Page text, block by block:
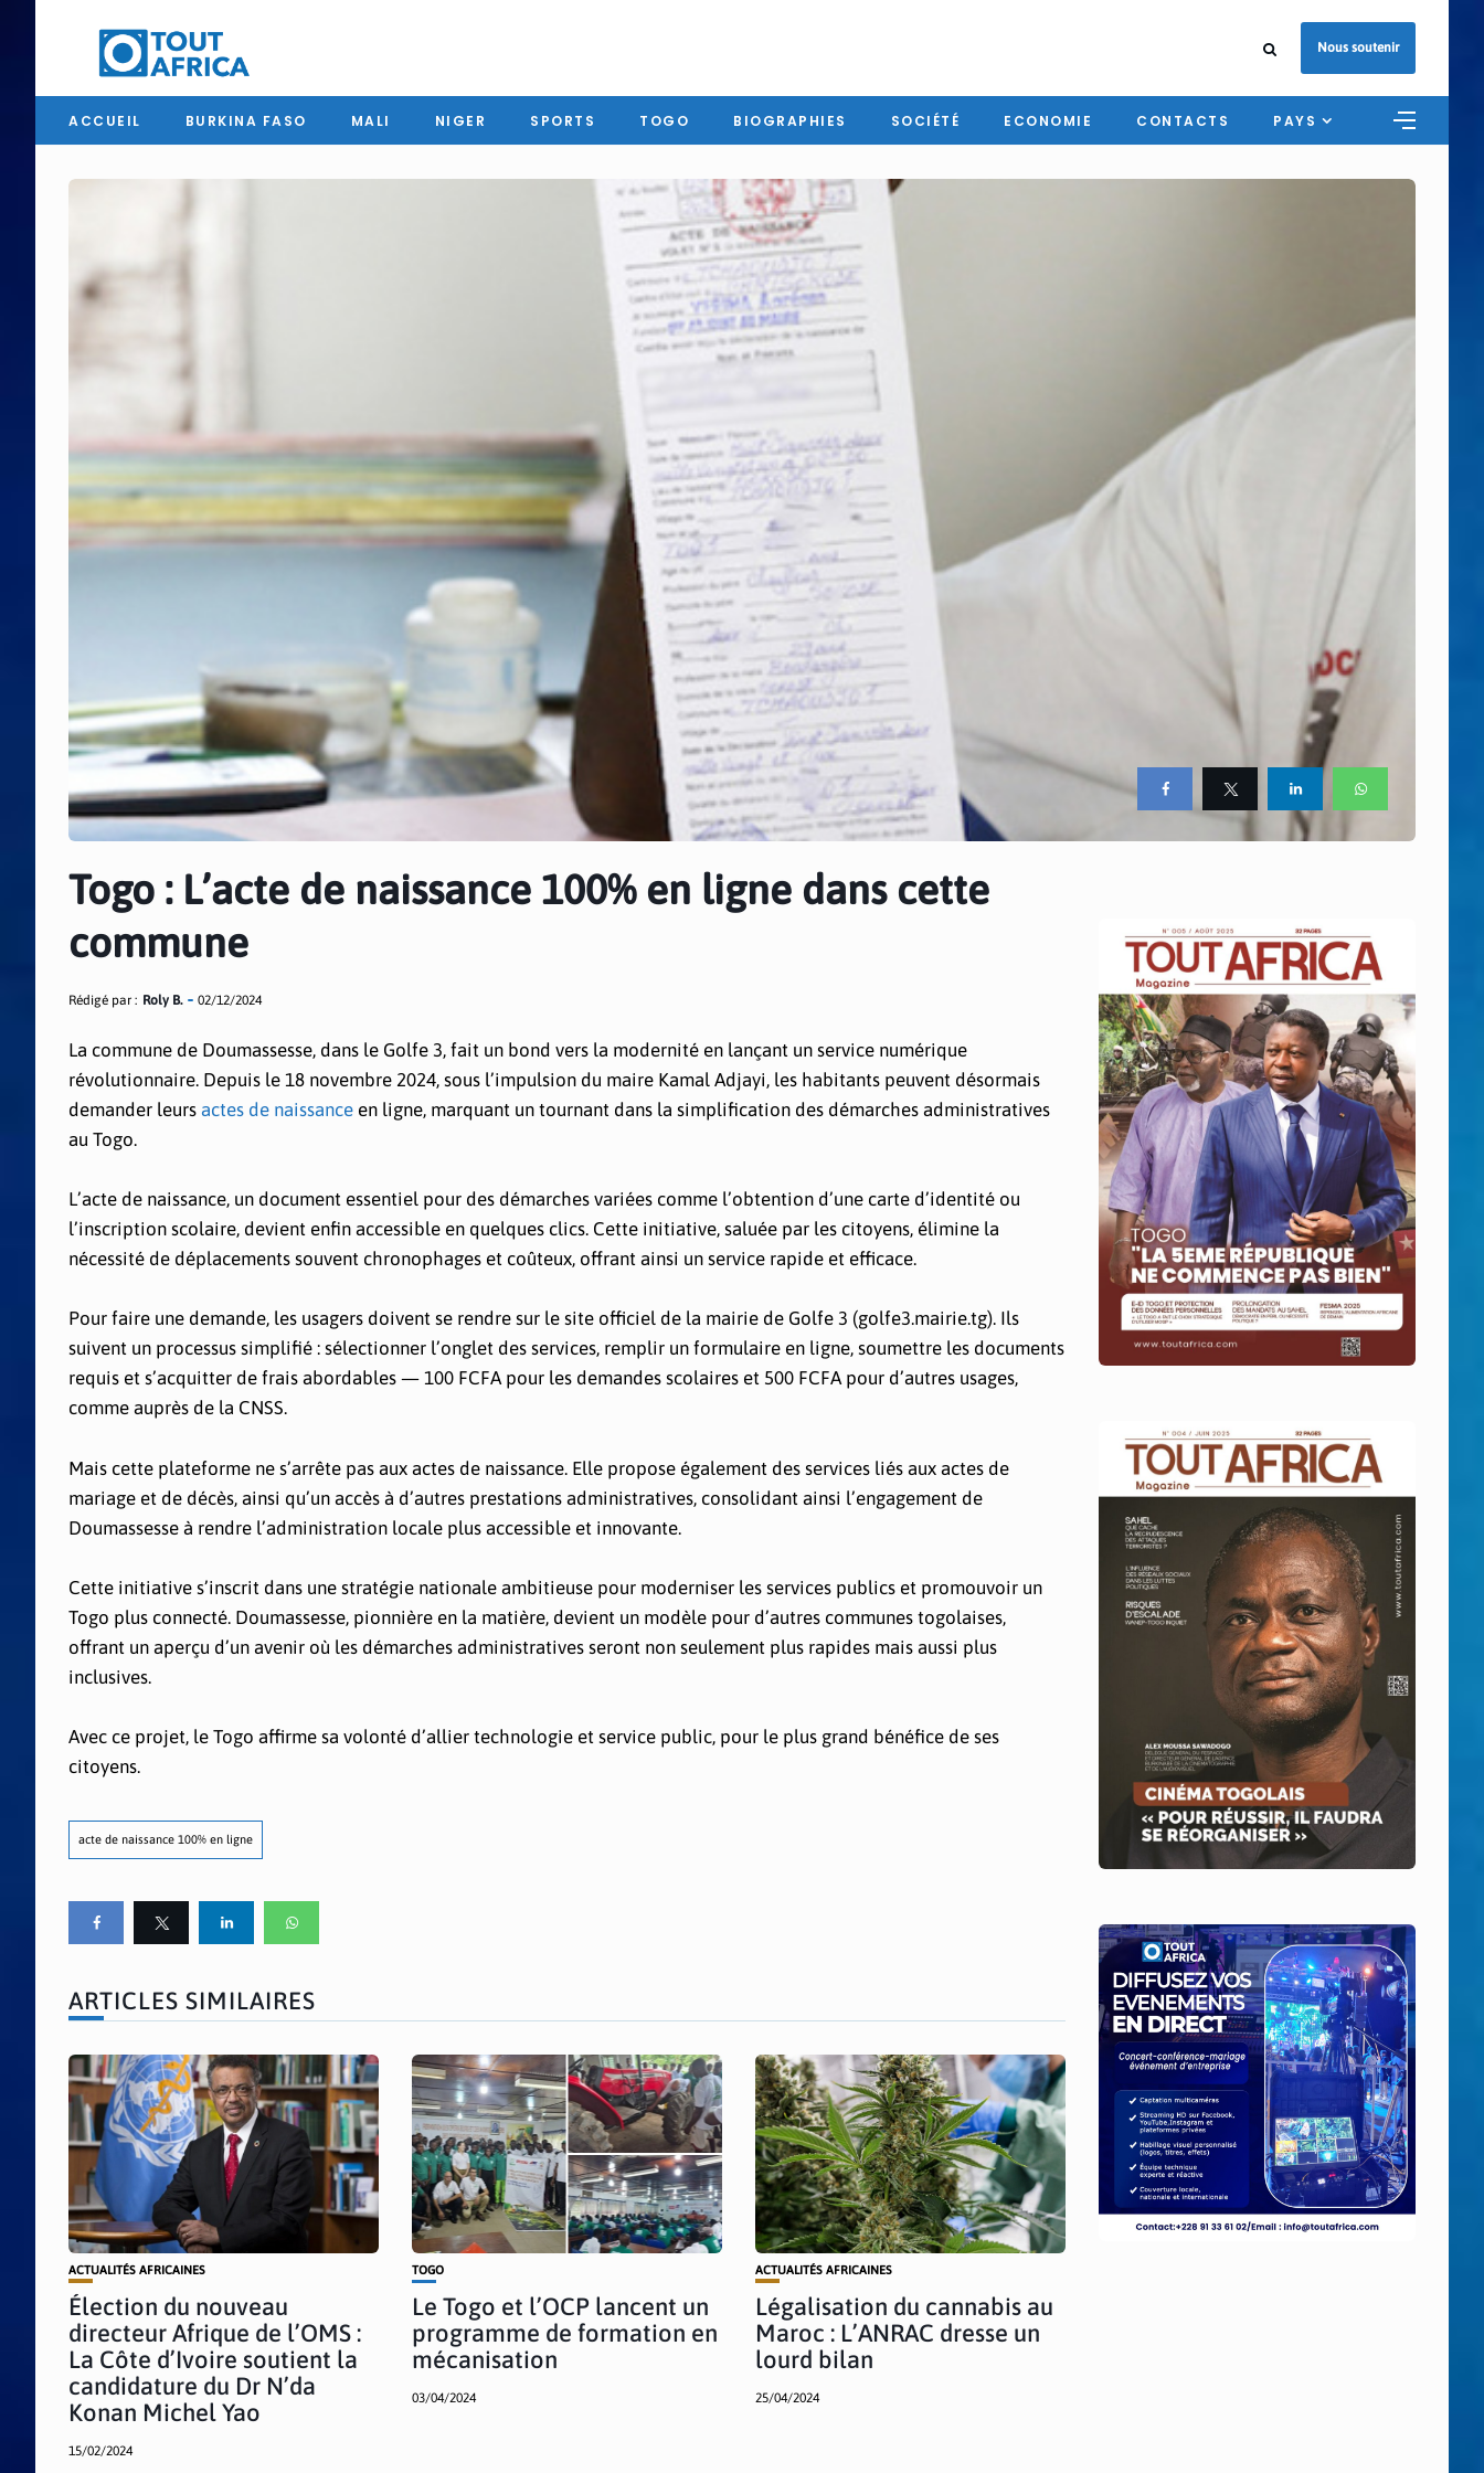
Nous soutenir
ACCUEIL BURKINA FASO MALI NIGER SPORTS TOGO BIOGRAPHIES SOCIÉTÉ ECONOMIE CONTACTS PAYS
Togo : L’acte de naissance 100% en ligne dans cette
commune
Rédigé par : Roly B. 02/12/2024
La commune de Doumassesse, dans le Golfe 3, fait un bond vers la modernité en lançant un service numérique
révolutionnaire. Depuis le 18 novembre 2024, sous l’impulsion du maire Kamal Adjayi, les habitants peuvent désormais
demander leurs actes de naissance en ligne, marquant un tournant dans la simplification des démarches administratives
au Togo.
L’acte de naissance, un document essentiel pour des démarches variées comme l’obtention d’une carte d’identité ou
l’inscription scolaire, devient enfin accessible en quelques clics. Cette initiative, saluée par les citoyens, élimine la
nécessité de déplacements souvent chronophages et coûteux, offrant ainsi un service rapide et efficace.
Pour faire une demande, les usagers doivent se rendre sur le site officiel de la mairie de Golfe 3 (golfe3.mairie.tg). Ils
suivent un processus simplifié : sélectionner l’onglet des services, remplir un formulaire en ligne, soumettre les documents
requis et s’acquitter de frais abordables — 100 FCFA pour les demandes scolaires et 500 FCFA pour d’autres usages,
comme auprès de la CNSS.
Mais cette plateforme ne s’arrête pas aux actes de naissance. Elle propose également des services liés aux actes de
mariage et de décès, ainsi qu’un accès à d’autres prestations administratives, consolidant ainsi l’engagement de
Doumassesse à rendre l’administration locale plus accessible et innovante.
Cette initiative s’inscrit dans une stratégie nationale ambitieuse pour moderniser les services publics et promouvoir un
Togo plus connecté. Doumassesse, pionnière en la matière, devient un modèle pour d’autres communes togolaises,
offrant un aperçu d’un avenir où les démarches administratives seront non seulement plus rapides mais aussi plus
inclusives.
Avec ce projet, le Togo affirme sa volonté d’allier technologie et service public, pour le plus grand bénéfice de ses
citoyens.
acte de naissance 100% en ligne
ARTICLES SIMILAIRES
ACTUALITÉS AFRICAINES
Élection du nouveau
directeur Afrique de l’OMS :
La Côte d’Ivoire soutient la
candidature du Dr N’da
Konan Michel Yao
15/02/2024
TOGO
Le Togo et l’OCP lancent un
programme de formation en
mécanisation
03/04/2024
ACTUALITÉS AFRICAINES
Légalisation du cannabis au
Maroc : L’ANRAC dresse un
lourd bilan
25/04/2024